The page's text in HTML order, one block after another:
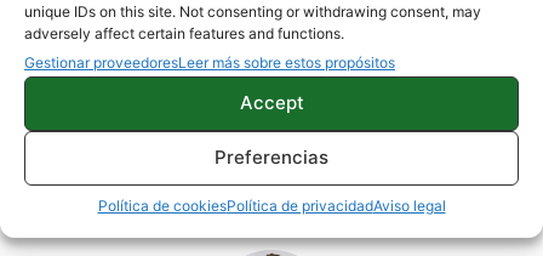
unique IDs on this site. Not consenting or withdrawing consent, may
adversely affect certain features and functions.
Gestionar proveedoresLeer más sobre estos propósitos
Accept
Preferencias
Política de cookiesPolítica de privacidadAviso legal
MEIZU REVIEWS
Sobre este autor